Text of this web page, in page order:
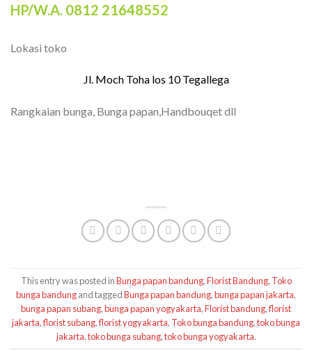
HP/W.A. 0812 21648552
Lokasi toko
Jl. Moch Toha los 10 Tegallega
Rangkaian bunga, Bunga papan,Handbouqet dll
This entry was posted inBunga papan bandung,Florist Bandung, Toko
bunga bandungand taggedBunga papan bandung,bunga papan jakarta,
bunga papan subang,bunga papan yogyakarta,Florist bandung,florist
jakarta,florist subang,florist yogyakarta, Toko bunga bandung,toko bunga
jakarta,toko bunga subang,toko bunga yogyakarta.